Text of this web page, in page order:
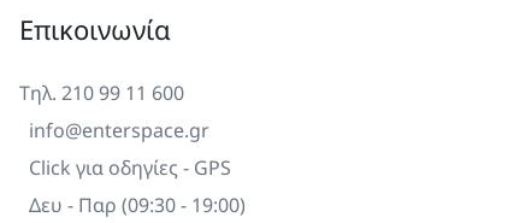
Επικοινωνία
Τηλ. 210 99 11 600
info@enterspace.gr
Click για οδηγίες - GPS
Δευ - Παρ (09:30 - 19:00)